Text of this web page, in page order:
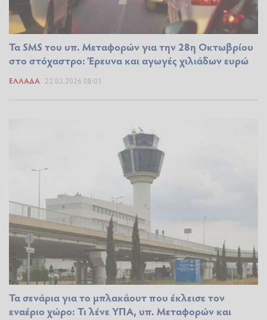
Τα SMS του υπ. Μεταφορών για την 28η Οκτωβρίου
στο στόχαστρο: Έρευνα και αγωγές χιλιάδων ευρώ
ΕΛΛΆΔΑ 22.02.2026 08:01
Τα σενάρια για το μπλακάουτ που έκλεισε τον
εναέριο χώρο: Τι λένε ΥΠΑ, υπ. Μεταφορών και